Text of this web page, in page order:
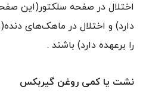
اختلال در صفحه سلکتور‌‌(این
دارد) و اختلال در ماهک‌های
را برعهده دارد) باشند .
نشت یا کمی روغن گیربکس